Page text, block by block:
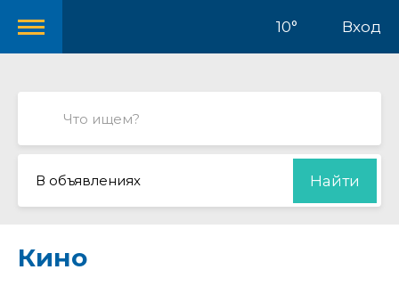
10° Вход
В объявлениях Найти
Кино